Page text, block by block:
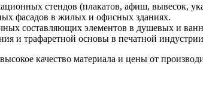
стендов (плакатов, афиш, вывесок,
фасадов в жилых и офисных зданиях.
составляющих элементов в душевых и
и трафаретной основы в печатной
качество материала и цены от